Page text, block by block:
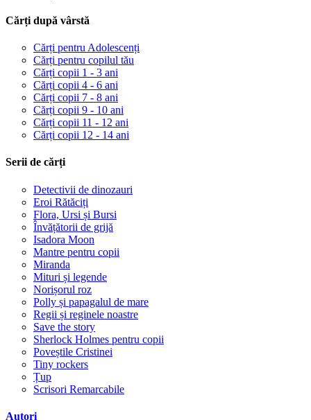
Cărți după vârstă
Cărți pentru Adolescenți
Cărți pentru copilul tău
Cărți copii 1 - 3 ani
Cărți copii 4 - 6 ani
Cărți copii 7 - 8 ani
Cărți copii 9 - 10 ani
Cărți copii 11 - 12 ani
Cărți copii 12 - 14 ani
Serii de cărți
Detectivii de dinozauri
Eroi Rătăciți
Flora, Ursi și Bursi
Învățătorii de grijă
Isadora Moon
Mantre pentru copii
Miranda
Mituri și legende
Norișorul roz
Polly și papagalul de mare
Regii și reginele noastre
Save the story
Sherlock Holmes pentru copii
Poveștile Cristinei
Tiny rockers
Țup
Scrisori Remarcabile
Autori